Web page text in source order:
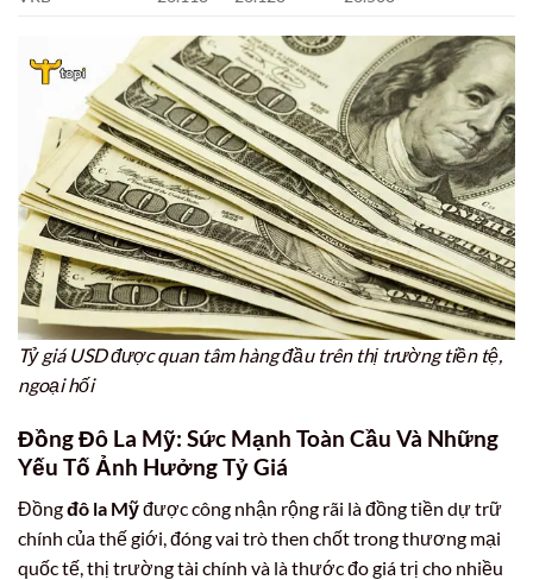
Tỷ giá USD được quan tâm hàng đầu trên thị trường tiền tệ,
ngoại hối
Đồng Đô La Mỹ: Sức Mạnh Toàn Cầu Và Những
Yếu Tố Ảnh Hưởng Tỷ Giá
Đồngđô la Mỹđược công nhận rộng rãi là đồng tiền dự trữ
chính của thế giới, đóng vai trò then chốt trong thương mại
quốc tế, thị trường tài chính và là thước đo giá trị cho nhiều